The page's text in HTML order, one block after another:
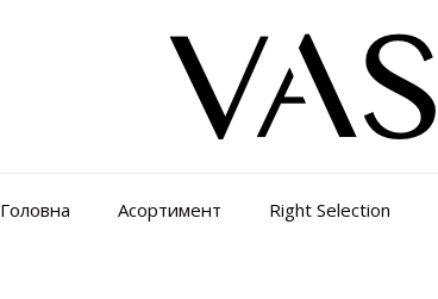
Головна Асортимент Right Selection